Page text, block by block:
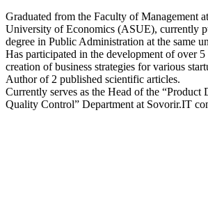
Graduated from the Faculty of Management
University of Economics (ASUE), currently
degree in Public Administration at the same
Has participated in the development of over 5
creation of business strategies for various
Author of 2 published scientific articles.
Currently serves as the Head of the “Product
Quality Control” Department at Sovorir.IT